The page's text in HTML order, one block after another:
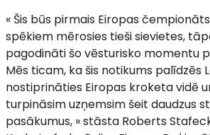
« Šis būs pirmais Eiropas
spēkiem mērosies tieši sievietes,
pagodināti šo vēsturisko momentu
Mēs ticam, ka šis notikums palīdzēs
nostiprināties Eiropas kroketa vidē
turpināsim uzņemsim šeit daudzus
pasākumus, » stāsta Roberts